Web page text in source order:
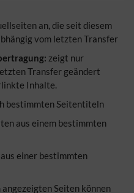
an, die seit diesem
vom letzten Transfer
zeigt nur
Transfer geändert
Inhalte.
bestimmten Seitentiteln
aus einem bestimmten
einer bestimmten
Seiten können